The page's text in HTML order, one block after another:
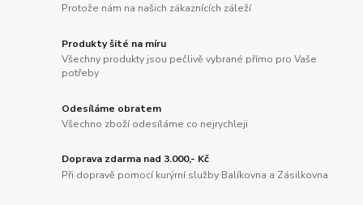
Protože nám na našich zákaznících záleží
Produkty šité na míru
Všechny produkty jsou pečlivě vybrané přímo pro Vaše
potřeby
Odesíláme obratem
Všechno zboží odesíláme co nejrychleji
Doprava zdarma nad 3.000,- Kč
Při dopravě pomocí kurýrní služby Balíkovna a Zásilkovna